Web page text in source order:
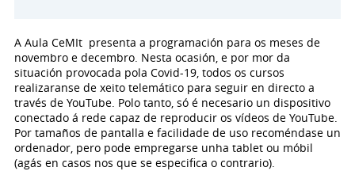
A Aula CeMIt presenta a programación para os meses de
novembro e decembro. Nesta ocasión, e por mor da
situación provocada pola Covid-19, todos os cursos
realizaranse de xeito telemático para seguir en directo a
través de YouTube. Polo tanto, só é necesario un dispositivo
conectado á rede capaz de reproducir os vídeos de YouTube.
Por tamaños de pantalla e facilidade de uso recoméndase un
ordenador, pero pode empregarse unha tablet ou móbil
(agás en casos nos que se especifica o contrario).